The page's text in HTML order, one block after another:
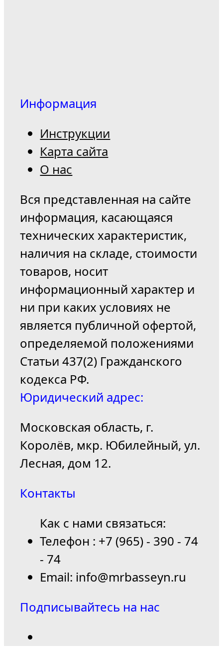
Информация
Инструкции
Карта сайта
О нас
Вся представленная на сайте
информация, касающаяся
технических характеристик,
наличия на складе, стоимости
товаров, носит
информационный характер и
ни при каких условиях не
является публичной офертой,
определяемой положениями
Статьи 437(2) Гражданского
кодекса РФ.
Юридический адрес:
Московская область, г.
Королёв, мкр. Юбилейный, ул.
Лесная, дом 12.
Контакты
Как с нами связаться:
Телефон : +7 (965) - 390 - 74
- 74
Email: info@mrbasseyn.ru
Подписывайтесь на нас